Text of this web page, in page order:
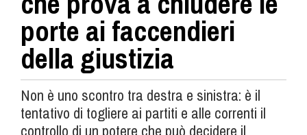
porte ai faccendieri
della giustizia
Non è uno scontro tra destra e sinistra: è il
tentativo di togliere ai partiti e alle correnti il